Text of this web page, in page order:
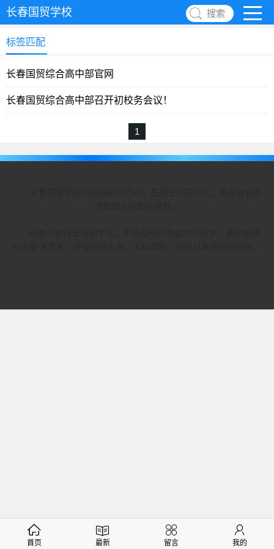
长春国贸学校 搜索
标签匹配
长春国贸综合高中部官网
长春国贸综合高中部召开初校务会议！
1
首页 最新 留言 我的